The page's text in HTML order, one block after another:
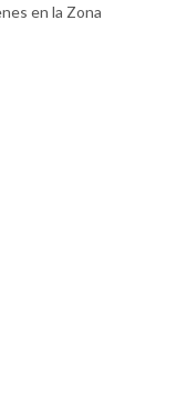
en la Zona